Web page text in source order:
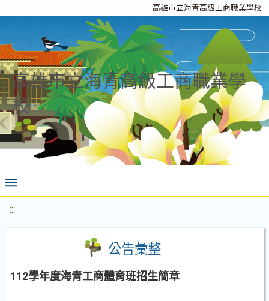
高雄市立海青高級工商職業學校
高雄市立海青高級工商職業學
校
:::
公告彙整
112學年度海青工商體育班招生簡章